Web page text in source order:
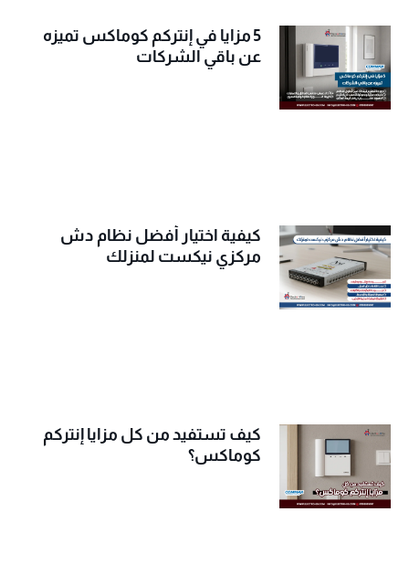
5 مزايا في إنتركم كوماكس تميزه
عن باقي الشركات
كيفية اختيار أفضل نظام دش
مركزي نيكست لمنزلك
كيف تستفيد من كل مزايا إنتركم
كوماكس؟